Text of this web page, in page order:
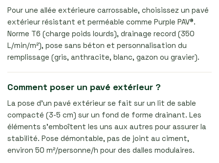
Pour une allée extérieure carrossable, choisissez un pavé
extérieur résistant et perméable comme Purple PAV®.
Norme T6 (charge poids lourds), drainage record (350
L/min/m²), pose sans béton et personnalisation du
remplissage (gris, anthracite, blanc, gazon ou gravier).
Comment poser un pavé extérieur ?
La pose d’un pavé extérieur se fait sur un lit de sable
compacté (3-5 cm) sur un fond de forme drainant. Les
éléments s’emboîtent les uns aux autres pour assurer la
stabilité. Pose démontable, pas de joint au ciment,
environ 50 m²/personne/h pour des dalles modulaires.